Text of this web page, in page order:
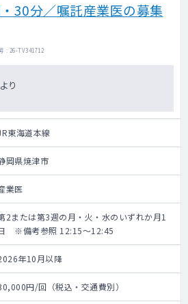
・30分／嘱託産業医の募集
: 26-TV341712
り
東海道本線
岡県焼津市
業医
2または第3週の月・火・水のいずれか月1
※備考参照 12:15～12:45
年10月以降
円/回（税込・交通費別）